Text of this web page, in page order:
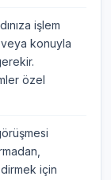
işlem
veya konuyla
özel
için